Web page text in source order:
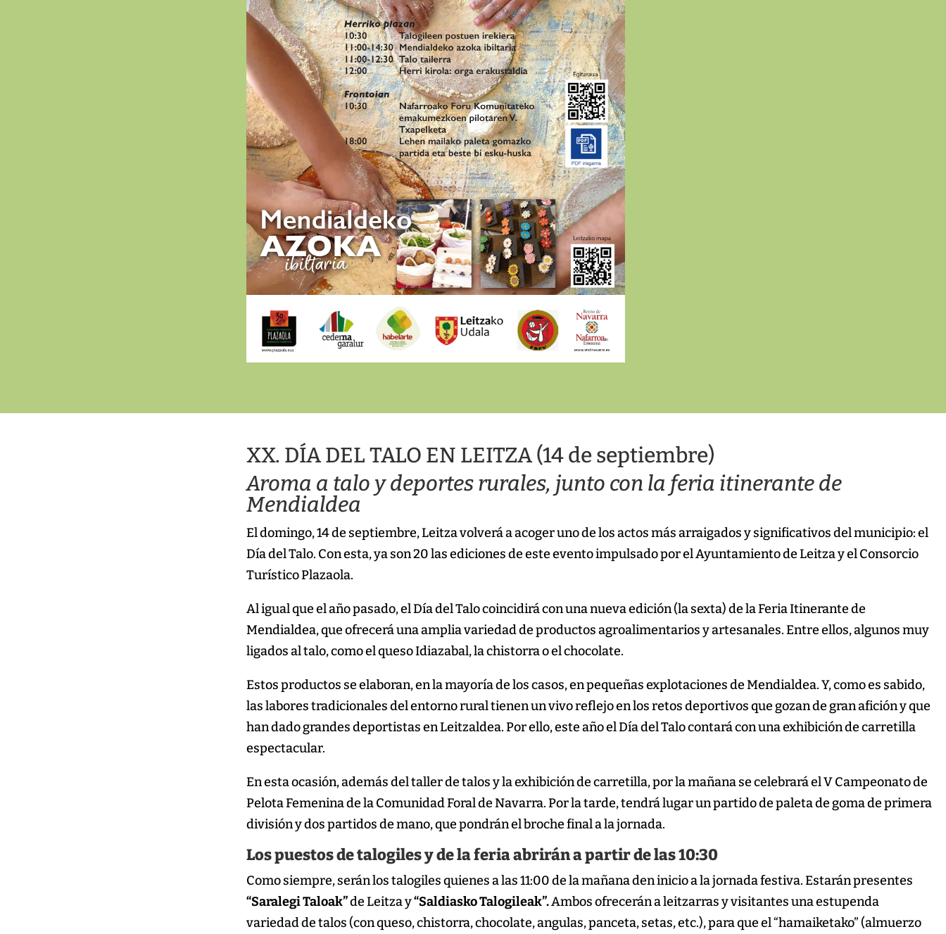
XX. DÍA DEL TALO EN LEITZA (14 de septiembre)
Aroma a talo y deportes rurales, junto con la feria itinerante de
Mendialdea
El domingo, 14 de septiembre, Leitza volverá a acoger uno de los actos más arraigados y significativos del municipio: el
Día del Talo. Con esta, ya son 20 las ediciones de este evento impulsado por el Ayuntamiento de Leitza y el Consorcio
Turístico Plazaola.
Al igual que el año pasado, el Día del Talo coincidirá con una nueva edición (la sexta) de la Feria Itinerante de
Mendialdea, que ofrecerá una amplia variedad de productos agroalimentarios y artesanales. Entre ellos, algunos muy
ligados al talo, como el queso Idiazabal, la chistorra o el chocolate.
Estos productos se elaboran, en la mayoría de los casos, en pequeñas explotaciones de Mendialdea. Y, como es sabido,
las labores tradicionales del entorno rural tienen un vivo reflejo en los retos deportivos que gozan de gran afición y que
han dado grandes deportistas en Leitzaldea. Por ello, este año el Día del Talo contará con una exhibición de carretilla
espectacular.
En esta ocasión, además del taller de talos y la exhibición de carretilla, por la mañana se celebrará el V Campeonato de
Pelota Femenina de la Comunidad Foral de Navarra. Por la tarde, tendrá lugar un partido de paleta de goma de primera
división y dos partidos de mano, que pondrán el broche final a la jornada.
Los puestos de talogiles y de la feria abrirán a partir de las 10:30
Como siempre, serán los talogiles quienes a las 11:00 de la mañana den inicio a la jornada festiva. Estarán presentes
“Saralegi Taloak”de Leitza y“Saldiasko Talogileak”.Ambos ofrecerán a leitzarras y visitantes una estupenda
variedad de talos (con queso, chistorra, chocolate, angulas, panceta, setas, etc.), para que el “hamaiketako” (almuerzo